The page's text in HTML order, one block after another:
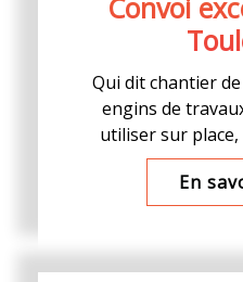
Convoi
Qui dit chantier
engins de
utiliser sur place,
En